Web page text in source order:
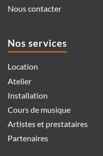
Nous contacter
Nos services
Location
Atelier
Installation
Cours de musique
Artistes et prestataires
Partenaires